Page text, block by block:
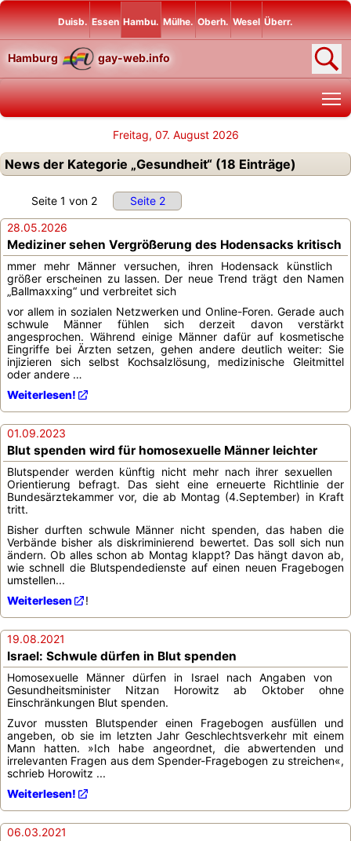
Duisb. Essen Hambu. Mülhe. Oberh. Wesel Überr.
Hamburg gay-web.info
Freitag, 07. August 2026
News der Kategorie „Gesundheit“ (18 Einträge)
Seite 1 von 2
Seite 2
28.05.2026
Mediziner sehen Vergrößerung des Hodensacks kritisch
mmer mehr Männer versuchen, ihren Hodensack künstlich
größer erscheinen zu lassen. Der neue Trend trägt den Namen
„Ballmaxxing“ und verbreitet sich
vor allem in sozialen Netzwerken und Online-Foren. Gerade auch
schwule Männer fühlen sich derzeit davon verstärkt
angesprochen. Während einige Männer dafür auf kosmetische
Eingriffe bei Ärzten setzen, gehen andere deutlich weiter: Sie
injizieren sich selbst Kochsalzlösung, medizinische Gleitmittel
oder andere …
Weiterlesen!
01.09.2023
Blut spenden wird für homosexuelle Männer leichter
Blutspender werden künftig nicht mehr nach ihrer sexuellen
Orientierung befragt. Das sieht eine erneuerte Richtlinie der
Bundesärztekammer vor, die ab Montag (4.September) in Kraft
tritt.
Bisher durften schwule Männer nicht spenden, das haben die
Verbände bisher als diskriminierend bewertet. Das soll sich nun
ändern. Ob alles schon ab Montag klappt? Das hängt davon ab,
wie schnell die Blutspendedienste auf einen neuen Fragebogen
umstellen...
Weiterlesen
!
19.08.2021
Israel: Schwule dürfen in Blut spenden
Homosexuelle Männer dürfen in Israel nach Angaben von
Gesundheitsminister Nitzan Horowitz ab Oktober ohne
Einschränkungen Blut spenden.
Zuvor mussten Blutspender einen Fragebogen ausfüllen und
angeben, ob sie im letzten Jahr Geschlechtsverkehr mit einem
Mann hatten. »Ich habe angeordnet, die abwertenden und
irrelevanten Fragen aus dem Spender-Fragebogen zu streichen«,
schrieb Horowitz ...
Weiterlesen!
06.03.2021